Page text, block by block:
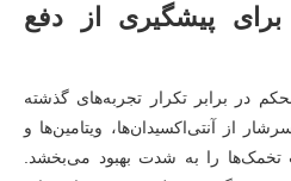
پیشگیری از دفع
در برابر تکرار تجربه‌های گذشته
از آنتی‌اکسیدان‌ها، ویتامین‌ها و
تخمک‌ها را به شدت بهبود می‌بخشد.